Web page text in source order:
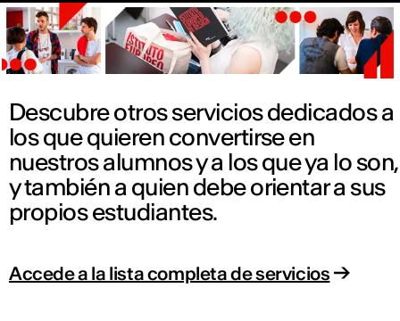
Descubre otros servicios dedicados a
los que quieren convertirse en
nuestros alumnos y a los que ya lo son,
y también a quien debe orientar a sus
propios estudiantes.
Accede a la lista completa de servicios